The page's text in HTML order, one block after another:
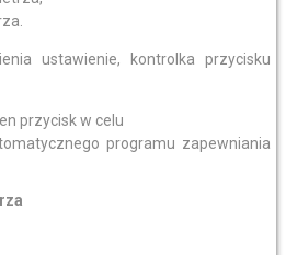
ustawienie, kontrolka przycisku
przycisk w celu
programu zapewniania